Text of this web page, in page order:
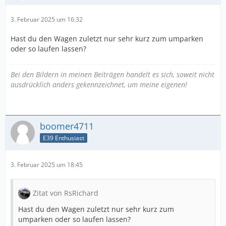
3. Februar 2025 um 16:32
Hast du den Wagen zuletzt nur sehr kurz zum umparken
oder so laufen lassen?
Bei den Bildern in meinen Beiträgen handelt es sich, soweit nicht
ausdrücklich anders gekennzeichnet, um meine eigenen!
boomer4711
E39 Enthusiast
3. Februar 2025 um 18:45
Zitat von RsRichard
Hast du den Wagen zuletzt nur sehr kurz zum
umparken oder so laufen lassen?